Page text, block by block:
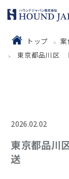
トップ
案
東京都品川区
2026.02.02
東京都品川
送